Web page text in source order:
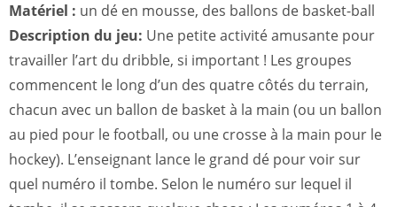
Matériel : un dé en mousse, des ballons de basket-ball
Description du jeu: Une petite activité amusante pour
travailler l’art du dribble, si important ! Les groupes
commencent le long d’un des quatre côtés du terrain,
chacun avec un ballon de basket à la main (ou un ballon
au pied pour le football, ou une crosse à la main pour le
hockey). L’enseignant lance le grand dé pour voir sur
quel numéro il tombe. Selon le numéro sur lequel il